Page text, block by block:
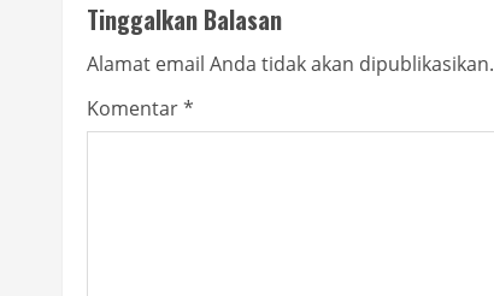
i
n
u
Tinggalkan Balasan
Alamat email Anda tidak akan dipublikasikan.
Komentar*